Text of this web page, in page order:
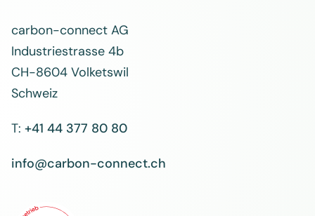
carbon-connect AG
Industriestrasse 4b
CH-8604 Volketswil
Schweiz
T: +41 44 377 80 80
info@carbon-connect.ch